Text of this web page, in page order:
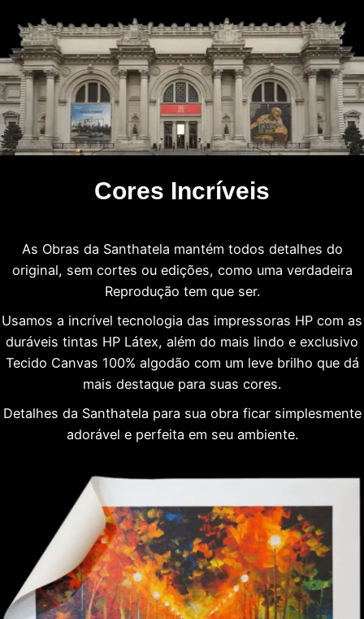
Cores Incríveis
As Obras da Santhatela mantém todos detalhes do
original, sem cortes ou edições, como uma verdadeira
Reprodução tem que ser.
Usamos a incrível tecnologia das impressoras HP com as
duráveis tintas HP Látex, além do mais lindo e exclusivo
Tecido Canvas 100% algodão com um leve brilho que dá
mais destaque para suas cores.
Detalhes da Santhatela para sua obra ficar simplesmente
adorável e perfeita em seu ambiente.